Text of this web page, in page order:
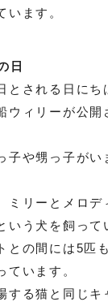
います。
日
とされる日にち
ウィリーが公
子や甥っ子が
ミリーとメロデ
いう犬を飼って
との間には5匹
ています。
する猫と同じキ